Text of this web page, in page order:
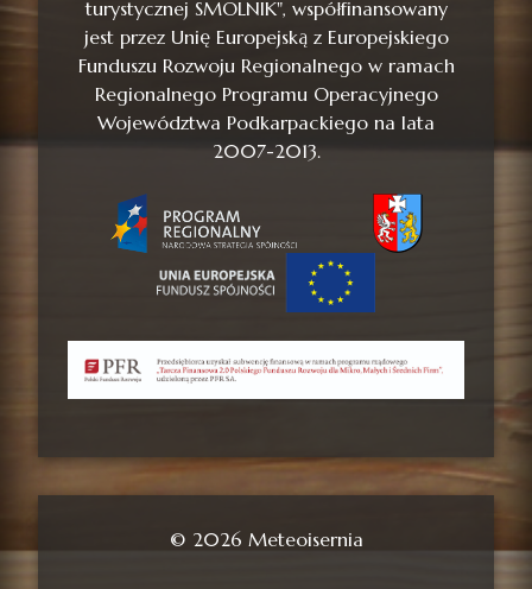
turystycznej SMOLNIK", współfinansowany
jest przez Unię Europejską z Europejskiego
Funduszu Rozwoju Regionalnego w ramach
Regionalnego Programu Operacyjnego
Województwa Podkarpackiego na lata
2007-2013.
© 2026 Meteoisernia